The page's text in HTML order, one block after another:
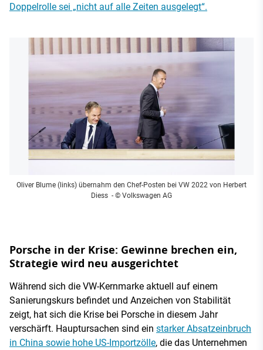
Doppelrolle sei „nicht auf alle Zeiten ausgelegt“.
Oliver Blume (links) übernahm den Chef-Posten bei VW 2022 von Herbert
Diess - © Volkswagen AG
Porsche in der Krise: Gewinne brechen ein,
Strategie wird neu ausgerichtet
Während sich die VW-Kernmarke aktuell auf einem
Sanierungskurs befindet und Anzeichen von Stabilität
zeigt, hat sich die Krise bei Porsche in diesem Jahr
verschärft. Hauptursachen sind ein starker Absatzeinbruch
in China sowie hohe US-Importzölle, die das Unternehmen